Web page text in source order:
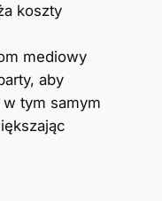
koszty
mediowy
aby
tym samym